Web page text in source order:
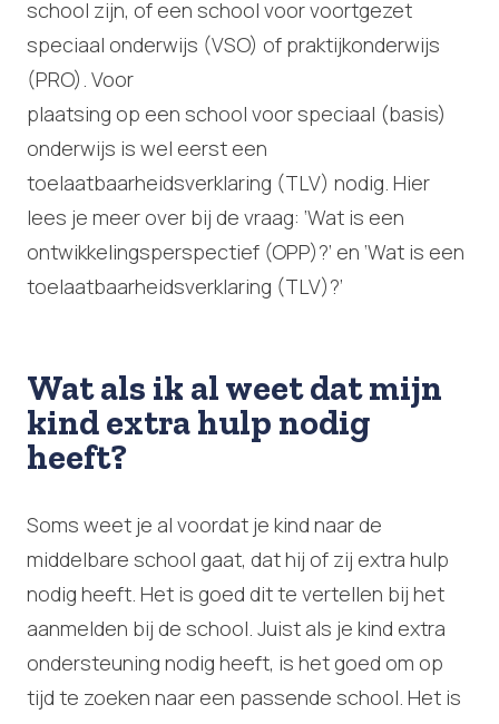
school zijn, of een school voor voortgezet
speciaal onderwijs (VSO) of praktijkonderwijs
(PRO). Voor
plaatsing op een school voor speciaal (basis)
onderwijs is wel eerst een
toelaatbaarheidsverklaring (TLV) nodig. Hier
lees je meer over bij de vraag: ‘Wat is een
ontwikkelingsperspectief (OPP)?’ en ‘Wat is een
toelaatbaarheidsverklaring (TLV)?’
Wat als ik al weet dat mijn
kind extra hulp nodig
heeft?
Soms weet je al voordat je kind naar de
middelbare school gaat, dat hij of zij extra hulp
nodig heeft. Het is goed dit te vertellen bij het
aanmelden bij de school. Juist als je kind extra
ondersteuning nodig heeft, is het goed om op
tijd te zoeken naar een passende school. Het is